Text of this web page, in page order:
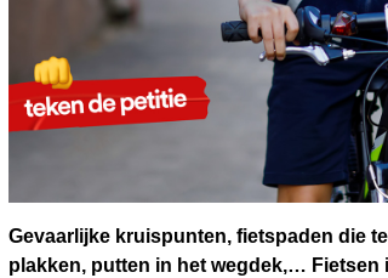
Gevaarlijke kruispunten, fietspaden die
plakken, putten in het wegdek,… Fietsen